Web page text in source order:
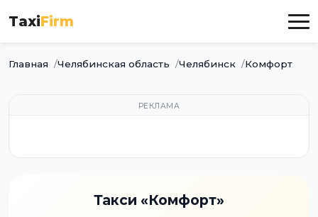
TaxiFirm
Главная Челябинская область Челябинск Комфорт
РЕКЛАМА
Такси «Комфорт»